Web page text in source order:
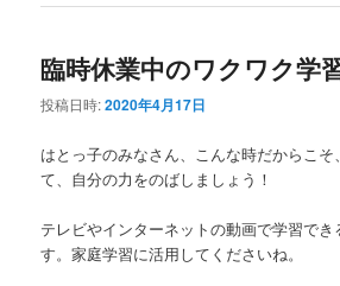
臨時休業中のワクワク学
投稿日時:2020年4月17日
はとっ子のみなさん、こんな時だからこそ
て、自分の力をのばしましょう！
テレビやインターネットの動画で学習でき
す。家庭学習に活用してくださいね。